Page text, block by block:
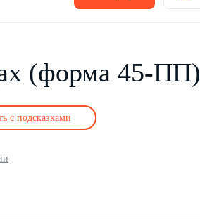
(форма 45-ПП)
с подсказками